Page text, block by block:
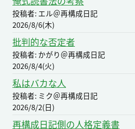
投稿者: エル＠再構成日記
2026/8/6(木)
批判的な否定者
投稿者: かがり＠再構成日記
2026/8/4(火)
私はバカな人
投稿者: ミク＠再構成日記
2026/8/2(日)
再構成日記側の人格定義書